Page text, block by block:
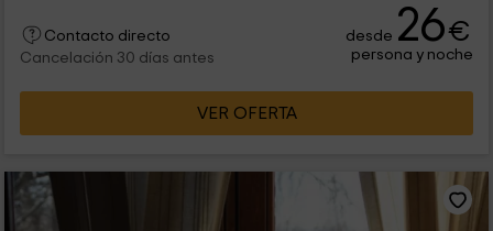
Contacto directo
Cancelación 30 días antes
desde 26€
persona y noche
VER OFERTA